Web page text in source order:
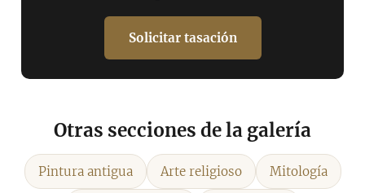
Solicitar tasación
Otras secciones de la galería
Pintura antigua Arte religioso Mitología